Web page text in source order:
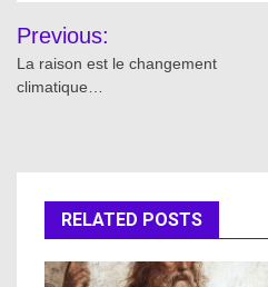
Post
navigation
Previous:
La raison est le changement
climatique…
RELATED POSTS